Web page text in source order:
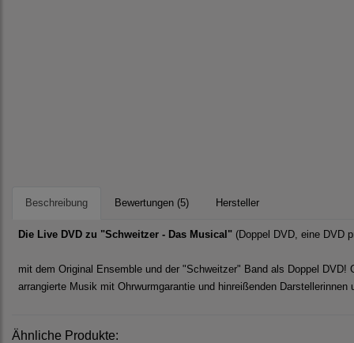
Beschreibung Bewertungen (5) Hersteller
Die Live DVD zu "Schweitzer - Das Musical" (Doppel DVD, eine DVD
mit dem Original Ensemble und der "Schweitzer" Band als Doppel
arrangierte Musik mit Ohrwurmgarantie und hinreißenden Darstellerinnen
Ähnliche Produkte: